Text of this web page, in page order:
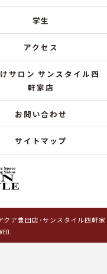
学生
アクセス
サロン サンスタイル四
軒家店
お問い合わせ
サイトマップ
ア豊田店･サンスタイル四軒家